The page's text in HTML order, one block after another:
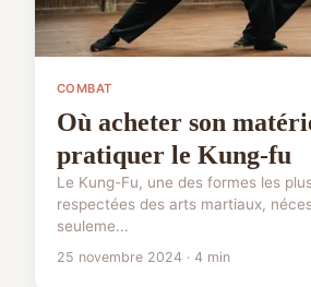
COMBAT
Où acheter son
pratiquer le Kung-fu
Le Kung-Fu, une des formes les
respectées des arts martiaux,
seuleme...
25 novembre 2024 · 4 min